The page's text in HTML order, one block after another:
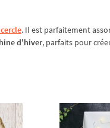
. Il est parfaitement
d'hiver, parfaits pour